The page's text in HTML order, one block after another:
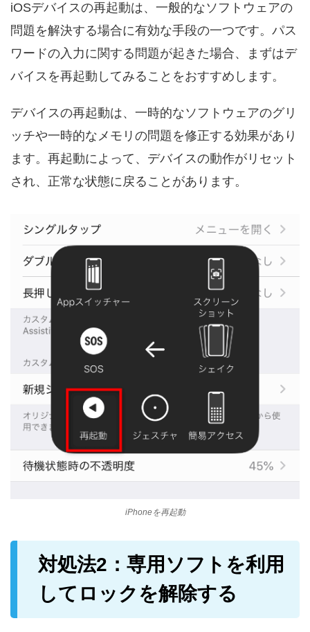
iOSデバイスの再起動は、一般的なソフトウェアの
問題を解決する場合に有効な手段の一つです。パス
ワードの入力に関する問題が起きた場合、まずはデ
バイスを再起動してみることをおすすめします。
デバイスの再起動は、一時的なソフトウェアのグリ
ッチや一時的なメモリの問題を修正する効果があり
ます。再起動によって、デバイスの動作がリセット
され、正常な状態に戻ることがあります。
iPhoneを再起動
対処法2： 専用ソフトを利用
してロックを解除する